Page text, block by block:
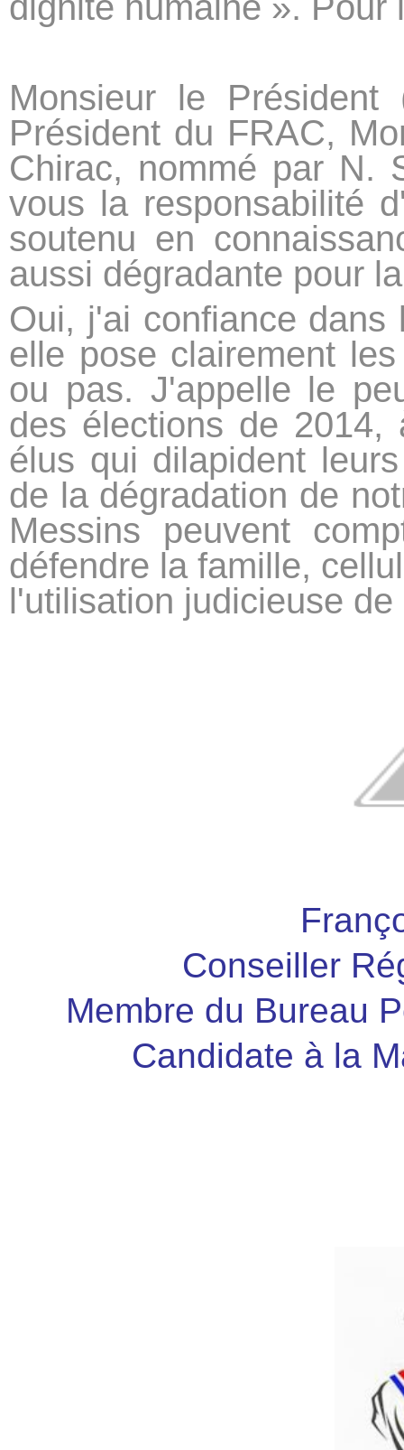
Monsieur le
Président du FRAC,
Chirac, nommé par N.
vous la responsabilité
soutenu en
aussi dégradante pour
Oui, j'ai confiance
elle pose clairement
ou pas. J'appelle le
des élections de 2014,
élus qui dilapident
de la dégradation de
Messins peuvent
défendre la famille,
l'utilisation judicieuse
Conseiller
Membre du Bureau
Candidate à la